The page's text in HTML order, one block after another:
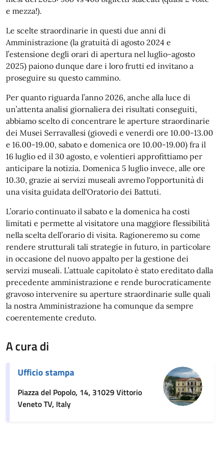
e mezza!).
Le scelte straordinarie in questi due anni di
Amministrazione (la gratuità di agosto 2024 e
l’estensione degli orari di apertura nel luglio-agosto
2025) paiono dunque dare i loro frutti ed invitano a
proseguire su questo cammino.
Per quanto riguarda l’anno 2026, anche alla luce di
un’attenta analisi giornaliera dei risultati conseguiti,
abbiamo scelto di concentrare le aperture straordinarie
dei Musei Serravallesi (giovedì e venerdì ore 10.00-13.00
e 16.00-19.00, sabato e domenica ore 10.00-19.00) fra il
16 luglio ed il 30 agosto, e volentieri approfittiamo per
anticipare la notizia. Domenica 5 luglio invece, alle ore
10.30, grazie ai servizi museali avremo l'opportunità di
una visita guidata dell'Oratorio dei Battuti.
L’orario continuato il sabato e la domenica ha costi
limitati e permette al visitatore una maggiore flessibilità
nella scelta dell’orario di visita. Ragioneremo su come
rendere strutturali tali strategie in futuro, in particolare
in occasione del nuovo appalto per la gestione dei
servizi museali. L’attuale capitolato è stato ereditato dalla
precedente amministrazione e rende burocraticamente
gravoso intervenire su aperture straordinarie sulle quali
la nostra Amministrazione ha comunque da sempre
coerentemente creduto.
A cura di
Ufficio stampa
Piazza del Popolo, 14, 31029 Vittorio
Veneto TV, Italy